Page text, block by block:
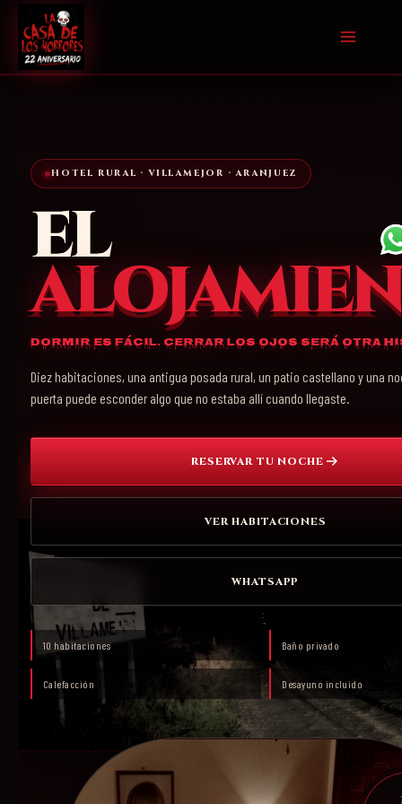
contenido
HOTEL RURAL · VILLAMEJOR · ARANJUEZ
EL
Dormir es fácil. Cerrar los ojos será otra
Diez habitaciones, una antigua posada rural, un patio castellano y una
puerta puede esconder algo que no estaba allí cuando llegaste.
RESERVAR TU NOCHE
VER HABITACIONES
WHATSAPP
10 habitaciones Baño privado
Calefacción Desayuno incluido